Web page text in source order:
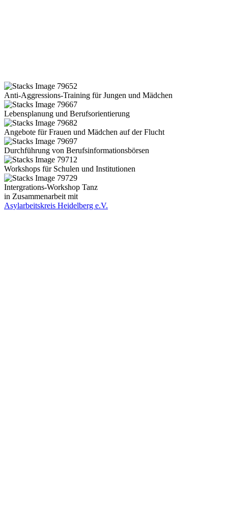
Anti-Aggressions-Training für Jungen und Mädchen
Lebensplanung und Berufsorientierung
Angebote für Frauen und Mädchen auf der Flucht
Durchführung von Berufsinformationsbörsen
Workshops für Schulen und Institutionen
Intergrations-Workshop Tanz
in Zusammenarbeit mit
Asylarbeitskreis Heidelberg e.V.